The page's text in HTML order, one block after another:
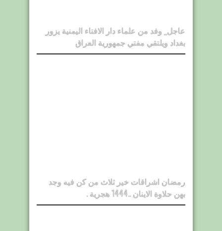
عاجل_ وفد من علماء دار الافتاء اليمنية يزور
بغداد ويلتقي مفتي جمهورية العراق
رمضان اشراقات خير ثلاث من كن فيه وجد
بهن حلاوة الاينان ..1444 هجرية .